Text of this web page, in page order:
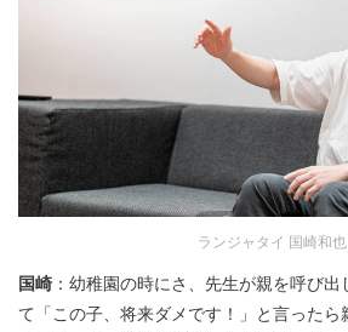
ランジャタイ 国崎和也
国崎 ：幼稚園の時にさ、先生が親を呼び
て「この子、将来ダメです！」と言った